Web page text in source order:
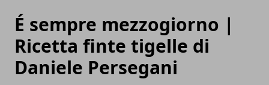
É sempre mezzogiorno |
Ricetta finte tigelle di
Daniele Persegani